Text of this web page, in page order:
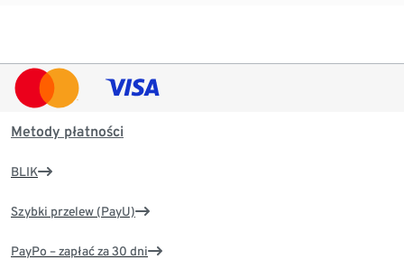
Metody płatności
BLIK
Szybki przelew (PayU)
PayPo – zapłać za 30 dni